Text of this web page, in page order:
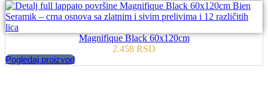
Magnifique Black 60x120cm
2.458 RSD
Pogledaj proizvod